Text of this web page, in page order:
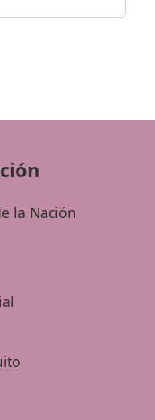
la Nación